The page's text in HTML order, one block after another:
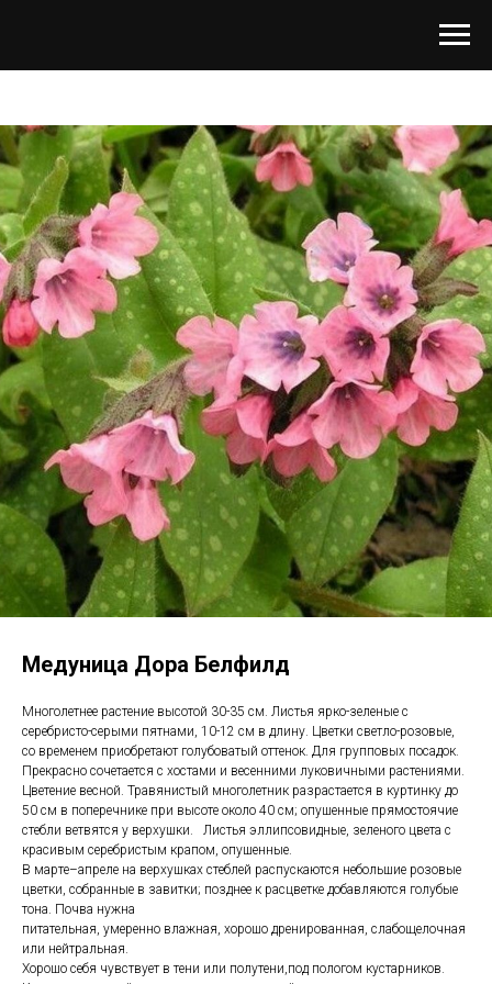
Медуница Дора Белфилд
Многолетнее растение высотой 30-35 см. Листья ярко-зеленые с
серебристо-серыми пятнами, 10-12 см в длину. Цветки светло-розовые,
со временем приобретают голубоватый оттенок. Для групповых посадок.
Прекрасно сочетается с хостами и весенними луковичными растениями.
Цветение весной. Травянистый многолетник разрастается в куртинку до
50 см в поперечнике при высоте около 40 см; опушенные прямостоячие
стебли ветвятся у верхушки. Листья эллипсовидные, зеленого цвета с
красивым серебристым крапом, опушенные.
В марте–апреле на верхушках стеблей распускаются небольшие розовые
цветки, собранные в завитки; позднее к расцветке добавляются голубые
тона. Почва нужна
питательная, умеренно влажная, хорошо дренированная, слабощелочная
или нейтральная.
Хорошо себя чувствует в тени или полутени,под пологом кустарников.